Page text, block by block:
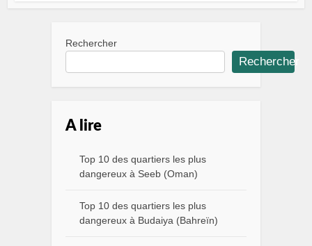
Rechercher
Rechercher
A lire
Top 10 des quartiers les plus
dangereux à Seeb (Oman)
Top 10 des quartiers les plus
dangereux à Budaiya (Bahreïn)